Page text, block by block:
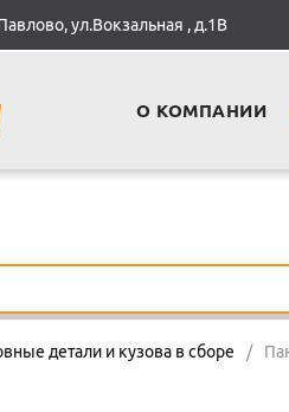
детали и кузова в сборе /
ул.Вокзальная , д.1В
О КОМПАНИИ